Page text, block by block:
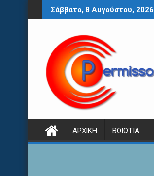
Περάστε
στο
Σάββατο, 8 Αυγούστου, 2026
ΑΡΧΙΚΉ ΒΟΙΩΤΊΑ